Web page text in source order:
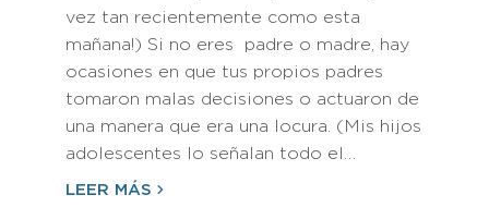
vez tan recientemente como esta
mañana!) Si no eres padre o madre, hay
ocasiones en que tus propios padres
tomaron malas decisiones o actuaron de
una manera que era una locura. (Mis hijos
adolescentes lo señalan todo el…
LEER MÁS